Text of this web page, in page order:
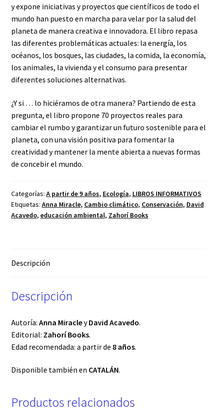
y expone iniciativas y proyectos que científicos de todo el
mundo han puesto en marcha para velar por la salud del
planeta de manera creativa e innovadora. El libro repasa
las diferentes problemáticas actuales: la energía, los
océanos, los bosques, las ciudades, la comida, la economía,
los animales, la vivienda y el consumo para presentar
diferentes soluciones alternativas.
¿Y si … lo hiciéramos de otra manera? Partiendo de esta
pregunta, el libro propone 70 proyectos reales para
cambiar el rumbo y garantizar un futuro sostenible para el
planeta, con una visión positiva para fomentar la
creatividad y mantener la mente abierta a nuevas formas
de concebir el mundo.
Categorías: A partir de 9 años, Ecología, LIBROS INFORMATIVOS
Etiquetas: Anna Miracle, Cambio climático, Conservación, David
Acavedo, educación ambiental, Zahorí Books
Descripción
Descripción
Autoría: Anna MiracleyDavid Acavedo.
Editorial: Zahorí Books.
Edad recomendada: a partir de 8 años.
Disponible también en CATALÁN.
Productos relacionados